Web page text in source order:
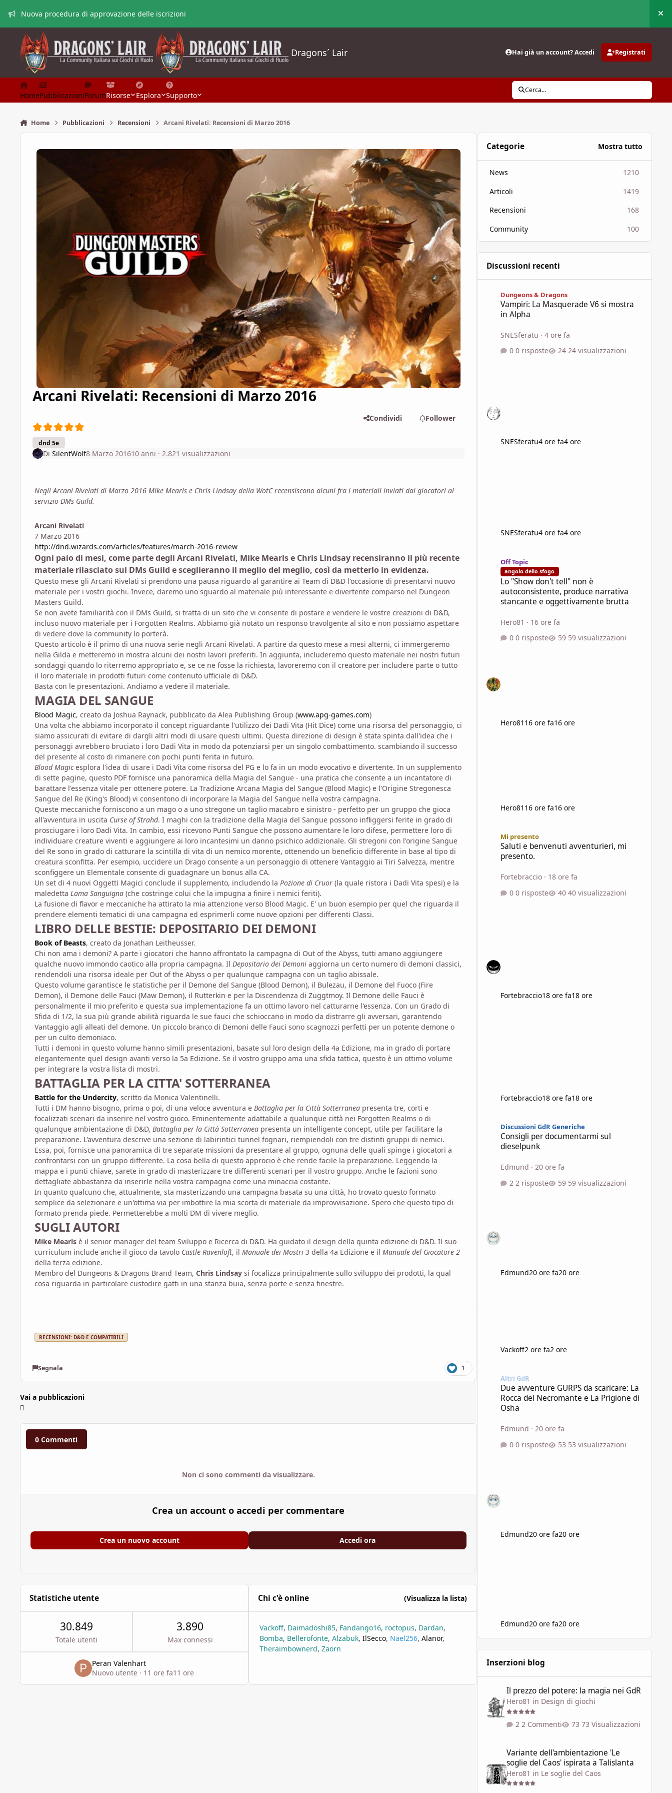
Nuova procedura di approvazione delle iscrizioni
Dragons´ Lair Hai già un account? Accedi Registrati
HomePubblicazioniForumRisorse Esplora Supporto
Cerca...
Home Pubblicazioni Recensioni Arcani Rivelati: Recensioni di Marzo 2016
Arcani Rivelati: Recensioni di Marzo 2016
dnd 5e
Condividi Follower
Di SilentWolf8 Marzo 201610 anni · 2.821 visualizzazioni
Negli Arcani Rivelati di Marzo 2016 Mike Mearls e Chris Lindsay della WotC recensiscono alcuni fra i materiali inviati dai giocatori al
servizio DMs Guild.
Arcani Rivelati
7 Marzo 2016
http://dnd.wizards.com/articles/features/march-2016-review
Ogni paio di mesi, come parte degli Arcani Rivelati, Mike Mearls e Chris Lindsay recensiranno il più recente
materiale rilasciato sul DMs Guild e sceglieranno il meglio del meglio, così da metterlo in evidenza.
Questo mese gli Arcani Rivelati si prendono una pausa riguardo al garantire ai Team di D&D l'occasione di presentarvi nuovo
materiale per i vostri giochi. Invece, daremo uno sguardo al materiale più interessante e divertente comparso nel Dungeon
Masters Guild.
Se non avete familiarità con il DMs Guild, si tratta di un sito che vi consente di postare e vendere le vostre creazioni di D&D,
incluso nuovo materiale per i Forgotten Realms. Abbiamo già notato un responso travolgente al sito e non possiamo aspettare
di vedere dove la community lo porterà.
Questo articolo è il primo di una nuova serie negli Arcani Rivelati. A partire da questo mese a mesi alterni, ci immergeremo
nella Gilda e metteremo in mostra alcuni dei nostri lavori preferiti. In aggiunta, includeremo questo materiale nei nostri futuri
sondaggi quando lo riterremo appropriato e, se ce ne fosse la richiesta, lavoreremo con il creatore per includere parte o tutto
il loro materiale in prodotti futuri come contenuto ufficiale di D&D.
Basta con le presentazioni. Andiamo a vedere il materiale.
MAGIA DEL SANGUE
Blood Magic, creato da Joshua Raynack, pubblicato da Alea Publishing Group (www.apg-games.com)
Una volta che abbiamo incorporato il concept riguardante l'utilizzo dei Dadi Vita (Hit Dice) come una risorsa del personaggio, ci
siamo assicurati di evitare di dargli altri modi di usare questi ultimi. Questa direzione di design è stata spinta dall'idea che i
personaggi avrebbero bruciato i loro Dadi Vita in modo da potenziarsi per un singolo combattimento. scambiando il successo
del presente al costo di rimanere con pochi punti ferita in futuro.
Blood Magicesplora l'idea di usare i Dadi Vita come risorsa del PG e lo fa in un modo evocativo e divertente. In un supplemento
di sette pagine, questo PDF fornisce una panoramica della Magia del Sangue - una pratica che consente a un incantatore di
barattare l'essenza vitale per ottenere potere. La Tradizione Arcana Magia del Sangue (Blood Magic) e l'Origine Stregonesca
Sangue del Re (King's Blood) vi consentono di incorporare la Magia del Sangue nella vostra campagna.
Queste meccaniche forniscono a un mago o a uno stregone un taglio macabro e sinistro - perfetto per un gruppo che gioca
all'avventura in uscita Curse of Strahd. I maghi con la tradizione della Magia del Sangue possono infliggersi ferite in grado di
prosciugare i loro Dadi Vita. In cambio, essi ricevono Punti Sangue che possono aumentare le loro difese, permettere loro di
individuare creature viventi e aggiungere ai loro incantesimi un danno psichico addizionale. Gli stregoni con l'origine Sangue
del Re sono in grado di catturare la scintilla di vita di un nemico morente, ottenendo un beneficio differente in base al tipo di
creatura sconfitta. Per esempio, uccidere un Drago consente a un personaggio di ottenere Vantaggio ai Tiri Salvezza, mentre
sconfiggere un Elementale consente di guadagnare un bonus alla CA.
Un set di 4 nuovi Oggetti Magici conclude il supplemento, includendo la Pozione di Cruor (la quale ristora i Dadi Vita spesi) e la
maledetta Lama Sanguigna (che costringe colui che la impugna a finire i nemici feriti).
La fusione di flavor e meccaniche ha attirato la mia attenzione verso Blood Magic. E' un buon esempio per quel che riguarda il
prendere elementi tematici di una campagna ed esprimerli come nuove opzioni per differenti Classi.
LIBRO DELLE BESTIE: DEPOSITARIO DEI DEMONI
Book of Beasts, creato da Jonathan Leitheusser.
Chi non ama i demoni? A parte i giocatori che hanno affrontato la campagna di Out of the Abyss, tutti amano aggiungere
qualche nuovo immondo caotico alla propria campagna. Il Depositario dei Demoni aggiorna un certo numero di demoni classici,
rendendoli una risorsa ideale per Out of the Abyss o per qualunque campagna con un taglio abissale.
Questo volume garantisce le statistiche per il Demone del Sangue (Blood Demon), il Bulezau, il Demone del Fuoco (Fire
Demon), il Demone delle Fauci (Maw Demon), il Rutterkin e per la Discendenza di Zuggtmoy. Il Demone delle Fauci è
personalmente il mio preferito e questa sua implementazione fa un ottimo lavoro nel catturarne l'essenza. Con un Grado di
Sfida di 1/2, la sua più grande abilità riguarda le sue fauci che schioccano in modo da distrarre gli avversari, garantendo
Vantaggio agli alleati del demone. Un piccolo branco di Demoni delle Fauci sono scagnozzi perfetti per un potente demone o
per un culto demoniaco.
Tutti i demoni in questo volume hanno simili presentazioni, basate sul loro design della 4a Edizione, ma in grado di portare
elegantemente quel design avanti verso la 5a Edizione. Se il vostro gruppo ama una sfida tattica, questo è un ottimo volume
per integrare la vostra lista di mostri.
BATTAGLIA PER LA CITTA' SOTTERRANEA
Battle for the Undercity, scritto da Monica Valentinelli.
Tutti i DM hanno bisogno, prima o poi, di una veloce avventura e Battaglia per la Città Sotterranea presenta tre, corti e
focalizzati scenari da inserire nel vostro gioco. Eminentemente adattabile a qualunque città nei Forgotten Realms o di
qualunque ambientazione di D&D, Battaglia per la Città Sotterranea presenta un intelligente concept, utile per facilitare la
preparazione. L'avventura descrive una sezione di labirintici tunnel fognari, riempiendoli con tre distinti gruppi di nemici.
Essa, poi, fornisce una panoramica di tre separate missioni da presentare al gruppo, ognuna delle quali spinge i giocatori a
confrontarsi con un gruppo differente. La cosa bella di questo approcio è che rende facile la preparazione. Leggendo la
mappa e i punti chiave, sarete in grado di masterizzare tre differenti scenari per il vostro gruppo. Anche le fazioni sono
dettagliate abbastanza da inserirle nella vostra campagna come una minaccia costante.
In quanto qualcuno che, attualmente, sta masterizzando una campagna basata su una città, ho trovato questo formato
semplice da selezionare e un'ottima via per imbottire la mia scorta di materiale da improvvisazione. Spero che questo tipo di
formato prenda piede. Permetterebbe a molti DM di vivere meglio.
SUGLI AUTORI
Mike Mearls è il senior manager del team Sviluppo e Ricerca di D&D. Ha guidato il design della quinta edizione di D&D. Il suo
curriculum include anche il gioco da tavolo Castle Ravenloft, il Manuale dei Mostri 3 della 4a Edizione e il Manuale del Giocatore 2
della terza edizione.
Membro del Dungeons & Dragons Brand Team, Chris Lindsay si focalizza principalmente sullo sviluppo dei prodotti, la qual
cosa riguarda in particolare custodire gatti in una stanza buia, senza porte e senza finestre.
RECENSIONI: D&D E COMPATIBILI
Segnala 1
Vai a pubblicazioni
0 Commenti
Non ci sono commenti da visualizzare.
Crea un account o accedi per commentare
Crea un nuovo account Accedi ora
Statistiche utente
30.849
Totale utenti
3.890
Max connessi
Peran Valenhart
Nuovo utente · 11 ore fa11 ore
Chi c'è online (Visualizza la lista)
Vackoff Daimadoshi85 Fandango16 roctopus Dardan
Bomba Bellerofonte Alzabuk IlSecco Nael256 Alanor
Theraimbownerd Zaorn
Categorie Mostra tutto
News
1210
Articoli
1419
Recensioni
168
Community
100
Discussioni recenti
Dungeons & Dragons
Vampiri: La Masquerade V6 si mostra
in Alpha
SNESferatu · 4 ore fa
0 risposte
24 visualizzazioni
SNESferatu4 ore fa4 ore
SNESferatu4 ore fa4 ore
Off Topic
angolo dello sfogo
Lo "Show don't tell" non è
autoconsistente, produce narrativa
stancante e oggettivamente brutta
Hero81 · 16 ore fa
0 risposte
59 visualizzazioni
Hero81 16 ore fa16 ore
Hero81 16 ore fa16 ore
Mi presento
Saluti e benvenuti avventurieri, mi
presento.
Fortebraccio· 18 ore fa
0 risposte
40 visualizzazioni
Fortebraccio18 ore fa18 ore
Fortebraccio18 ore fa18 ore
Discussioni GdR Generiche
Consigli per documentarmi sul
dieselpunk
Edmund · 20 ore fa
2 risposte
59 visualizzazioni
Edmund20 ore fa20 ore
Vackoff2 ore fa2 ore
Altri GdR
Due avventure GURPS da scaricare: La
Rocca del Necromante e La Prigione di
Osha
Edmund · 20 ore fa
0 risposte
53 visualizzazioni
Edmund20 ore fa20 ore
Edmund20 ore fa20 ore
Inserzioni blog
Il prezzo del potere: la magia nei GdR
Il prezzo del potere: la magia nei GdR
Hero81 in Design di giochi
2 Commenti 73 Visualizzazioni
Variante dell'ambientazione 'Le
soglie del Caos' ispirata a Talislanta
Hero81 in Le soglie del Caos